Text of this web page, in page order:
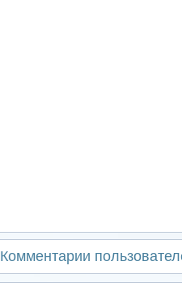
Комментарии